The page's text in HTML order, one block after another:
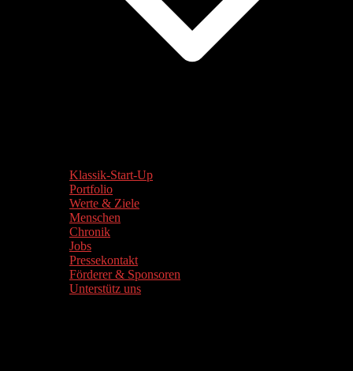
Klassik-Start-Up
Portfolio
Werte & Ziele
Menschen
Chronik
Jobs
Pressekontakt
Förderer & Sponsoren
Unterstütz uns